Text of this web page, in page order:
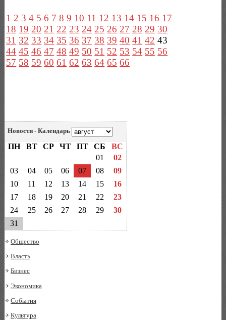
1 2 3 4 5 6 7 8 9 10 11 12 13 14 15 16 17
18 19 20 21 22 23 24 25 26 27 28 29 30
31 32 33 34 35 36 37 38 39 40 41 42 43
44 45 46 47 48 49 50 51 52 53 54 55 56
57 58 59 60 61 62 63 64 65 66
Новости - Календарь
ПН ВТ СР ЧТ ПТ СБ
ВС
01
02
03
04 05 06 07 08
09
10
11 12 13 14 15
16
17
18 19 20 21 22
23
24
25 26 27 28 29
30
31
Общество
Власть
Бизнес
Экономика
События
Культура